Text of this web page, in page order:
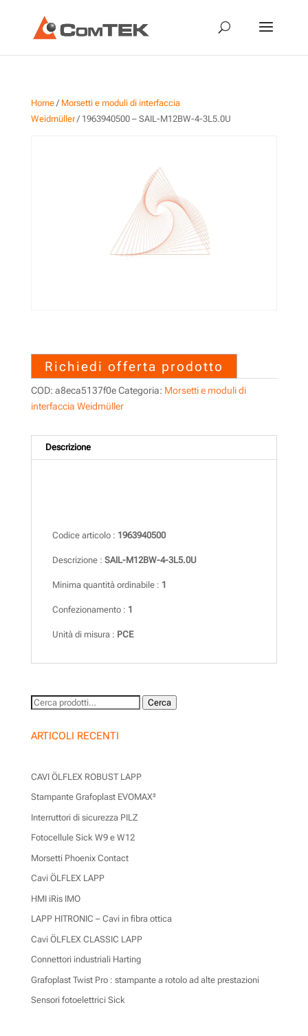
Home/ Morsetti e moduli di interfaccia
Weidmüller/ 1963940500 – SAIL-M12BW-4-3L5.0U
Richiedi offerta prodotto
COD: a8eca5137f0e Categoria: Morsetti e moduli di
interfaccia Weidmüller
Descrizione
Codice articolo : 1963940500
Descrizione : SAIL-M12BW-4-3L5.0U
Minima quantità ordinabile : 1
Confezionamento : 1
Unità di misura : PCE
Cerca: Cerca
ARTICOLI RECENTI
CAVI ÖLFLEX ROBUST LAPP
Stampante Grafoplast EVOMAX²
Interruttori di sicurezza PILZ
Fotocellule Sick W9 e W12
Morsetti Phoenix Contact
Cavi ÖLFLEX LAPP
HMI iRis IMO
LAPP HITRONIC – Cavi in fibra ottica
Cavi ÖLFLEX CLASSIC LAPP
Connettori industriali Harting
Grafoplast Twist Pro : stampante a rotolo ad alte prestazioni
Sensori fotoelettrici Sick